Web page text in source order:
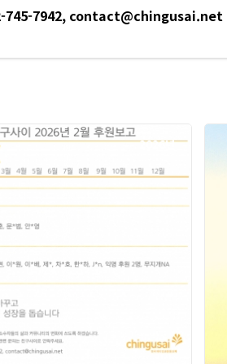
745-7942, contact@chingusai.net
2026년